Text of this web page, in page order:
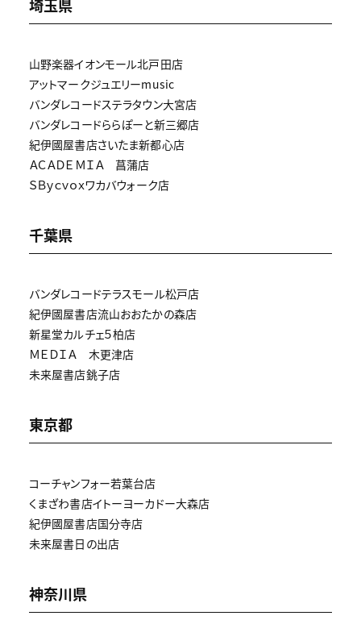
埼玉県
山野楽器イオンモール北戸田店
アットマークジュエリーmusic
バンダレコードステラタウン大宮店
バンダレコードららぽーと新三郷店
紀伊國屋書店さいたま新都心店
ＡＣＡＤＥＭＩＡ 菖蒲店
ＳＢｙｃｖｏｘワカバウォーク店
千葉県
バンダレコードテラスモール松戸店
紀伊國屋書店流山おおたかの森店
新星堂カルチェ５柏店
ＭＥＤＩＡ 木更津店
未来屋書店銚子店
東京都
コーチャンフォー若葉台店
くまざわ書店イトーヨーカドー大森店
紀伊國屋書店国分寺店
未来屋書日の出店
神奈川県